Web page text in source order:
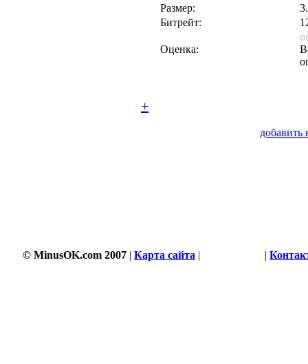
Размер:
Битрейт:
Оценка:
+
добавить
© MinusOK.com 2007 | Карта сайта | |